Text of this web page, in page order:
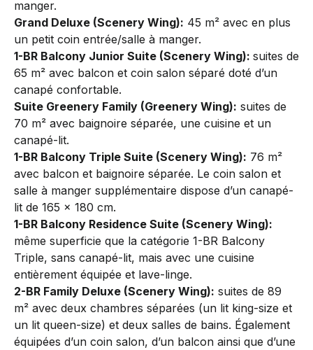
manger.
Grand Deluxe (Scenery Wing): 45 m² avec en plus
un petit coin entrée/salle à manger.
1-BR Balcony Junior Suite (Scenery Wing): suites de
65 m² avec balcon et coin salon séparé doté d’un
canapé confortable.
Suite Greenery Family (Greenery Wing): suites de
70 m² avec baignoire séparée, une cuisine et un
canapé-lit.
1-BR Balcony Triple Suite (Scenery Wing): 76 m²
avec balcon et baignoire séparée. Le coin salon et
salle à manger supplémentaire dispose d’un canapé-
lit de 165 x 180 cm.
1-BR Balcony Residence Suite (Scenery Wing):
même superficie que la catégorie 1-BR Balcony
Triple, sans canapé-lit, mais avec une cuisine
entièrement équipée et lave-linge.
2-BR Family Deluxe (Scenery Wing): suites de 89
m² avec deux chambres séparées (un lit king-size et
un lit queen-size) et deux salles de bains. Également
équipées d’un coin salon, d’un balcon ainsi que d’une